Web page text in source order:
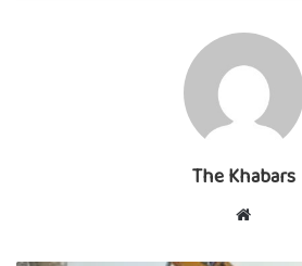
The Khabars
Website